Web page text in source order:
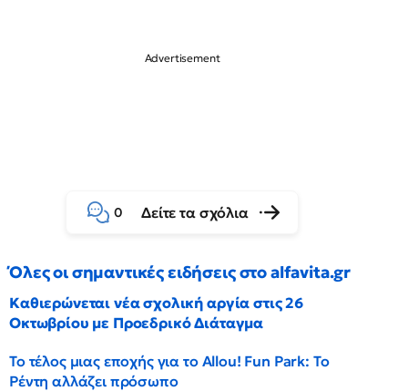
0 Δείτε τα σχόλια
Όλες οι σημαντικές ειδήσεις στο alfavita.gr
Καθιερώνεται νέα σχολική αργία στις 26
Οκτωβρίου με Προεδρικό Διάταγμα
Το τέλος μιας εποχής για το Allou! Fun Park: Το
Ρέντη αλλάζει πρόσωπο